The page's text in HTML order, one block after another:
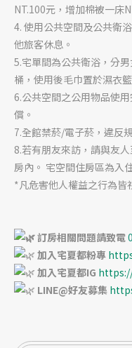
NT.100元，增加棉被一床
4. 使用公共空間及公共衛
他旅客休息。
5.宅單間為公共衛浴，分
桶，使用後毛巾置於濕衣
6.公共空間之公用物品使
償。
7.全館禁菸/電子菸，違反
8.若有朋友來訪，請與友
房內。 宅空間住房區為入
*凡危害他人權益之行為皆
訂房相關問題請致電
加入宅夏都粉專
加入宅夏都IG
LINE@好友募集